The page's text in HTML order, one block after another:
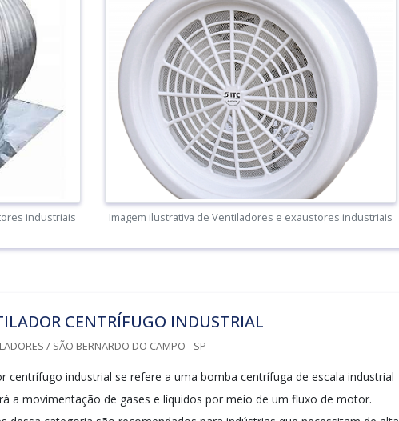
industriais Imagem ilustrativa de Ventiladores e exaustores industriais
CENTRÍFUGO INDUSTRIAL
/ SÃO BERNARDO DO CAMPO - SP
centrífugo industrial se refere a uma bomba centrífuga de escala industrial
a movimentação de gases e líquidos por meio de um fluxo de motor.